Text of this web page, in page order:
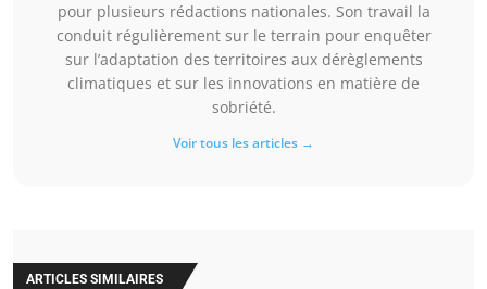
pour plusieurs rédactions nationales. Son travail la
conduit régulièrement sur le terrain pour enquêter
sur l’adaptation des territoires aux dérèglements
climatiques et sur les innovations en matière de
sobriété.
Voir tous les articles →
ARTICLES SIMILAIRES